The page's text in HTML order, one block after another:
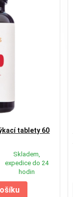
tablety 60
Skladem,
expedice do 24
hodin